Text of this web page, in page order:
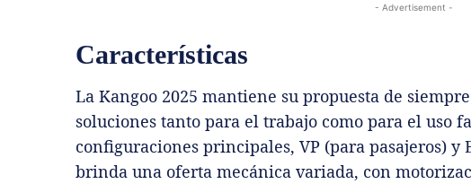
- Advertisement -
Características
La Kangoo 2025 mantiene su propuesta de
soluciones tanto para el trabajo como para el uso
configuraciones principales, VP (para pasajeros) y
brinda una oferta mecánica variada, con